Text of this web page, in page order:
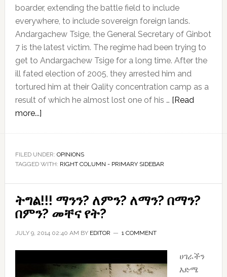
boarder, extending the battle field to include
everywhere, to include sovereign foreign lands.
Andargachew Tsige, the General Secretary of Ginbot
7 is the latest victim. The regime had been trying to
get to Andargachew Tsige for a long time. After the
ill fated election of 2005, they arrested him and
tortured him at their Qality concentration camp as a
result of which he almost lost one of his … [Read
more...]about
THE
SAFE
ANDARGACHEW
TSIGE
AT
FILED UNDER: OPINIONS
TAGGED WITH: RIGHT COLUMN - PRIMARY SIDEBAR
ትግል!!! ማንን? ለምን? ለማን? በማን?
በምን? መቸና የት?
JULY 9, 2014 02:40 AM BY EDITOR 1 COMMENT
ሀገራችን
እድሜ